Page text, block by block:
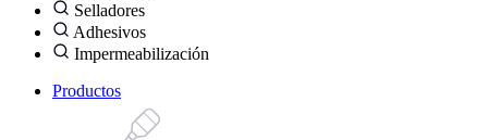
Selladores
Adhesivos
Impermeabilización
Productos